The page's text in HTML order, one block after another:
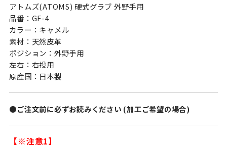
アトムズ(ATOMS) 硬式グラブ 外野手用
品番：GF-4
カラー：キャメル
素材：天然皮革
ポジション：外野手用
左右：右投用
原産国：日本製
●ご注文前に必ずお読みください (加工ご希望の場合)
【※注意1】